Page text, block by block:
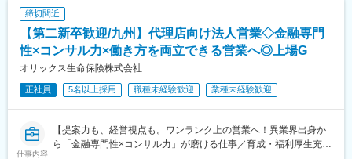
■働き方の魅力：
・男女共に育児休職取得率は100%！
・時差出勤制度、社宅制度（営業所長就任後、利用可）も完備
・住宅手当や家族手当、退職金手当等の福利厚生制度が充実
契約のほぼすべて（約96％）が有配当保険（会社の利益の一部を
「健康配当」にも注力しており、健康であれば健康配当のお支払
いが続くという仕組みに強みがあります。
■メインミッション：
社会変革や地域創生に向けて取り組む中小中堅から上場企業含め
て向けた財務をはじめとした支援策を社長や財務部門トップに提
案をしていきます。
・財務支援以外にも豊富なソリューションを活用し、幅のある提
おり、個人の定量的なノルマ設定はありません。
・戦略的に訪問先を選定し、仮説提案型の営業を行っていただき
締切間近
【第二新卒歓迎/九州】代理店向け法人営業◇金融専門
性×コンサル力×働き方を両立できる営業へ◎上場G
オリックス生命保険株式会社
正社員 5名以上採用 職種未経験歓迎 業種未経験歓迎
仕事内容
【提案力も、経営視点も。ワンランク上の営業へ！異業界出身か
ら「金融専門性×コンサル力」が磨ける仕事／育成・福利厚生充実